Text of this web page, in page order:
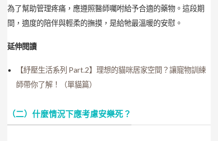
為了幫助管理疼痛，應遵照醫師囑咐給予合適的藥物。這段期
間，適度的陪伴與輕柔的撫摸，是給牠最溫暖的安慰。
延伸閱讀
【紓壓生活系列 Part.2】理想的貓咪居家空間？讓寵物訓練
師帶你了解！（單貓篇）
（二）什麼情況下應考慮安樂死？